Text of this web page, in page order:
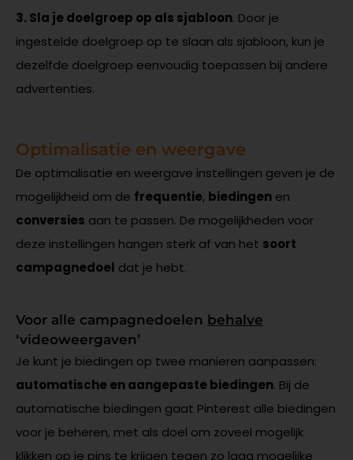
3. Sla je doelgroep op als sjabloon. Door je
ingestelde doelgroep op te slaan als sjabloon, kun je
dezelfde doelgroep eenvoudig toepassen bij andere
advertenties.
Optimalisatie en weergave
De optimalisatie en weergave instellingen geven je de
mogelijkheid om de frequentie, biedingen en
conversies aan te passen. De mogelijkheden voor
deze instellingen hangen sterk af van het soort
campagnedoel dat je hebt.
Voor alle campagnedoelen behalve
‘videoweergaven’
Je kunt je biedingen op twee manieren aanpassen:
automatische en aangepaste biedingen. Bij de
automatische biedingen gaat Pinterest alle biedingen
voor je beheren, met als doel om zoveel mogelijk
klikken op je pins te krijgen tegen zo laag mogelijke